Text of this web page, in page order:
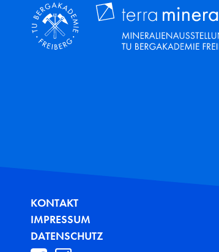
FUSSZEILE
KONTAKT
IMPRESSUM
DATENSCHUTZ